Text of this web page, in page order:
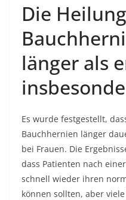
Die
länger als
Es wurde festgestellt,
Bauchhernien länger
bei Frauen. Die
dass Patienten nach
schnell wieder ihren
können sollten, aber